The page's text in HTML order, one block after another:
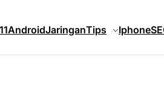
AndroidJaringanTips Iphone